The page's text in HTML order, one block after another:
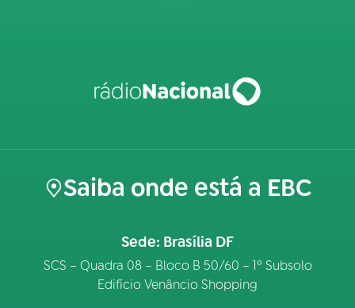
Saiba onde está a EBC
Sede: Brasília DF
SCS – Quadra 08 – Bloco B 50/60 – 1º Subsolo
Edifício Venâncio Shopping